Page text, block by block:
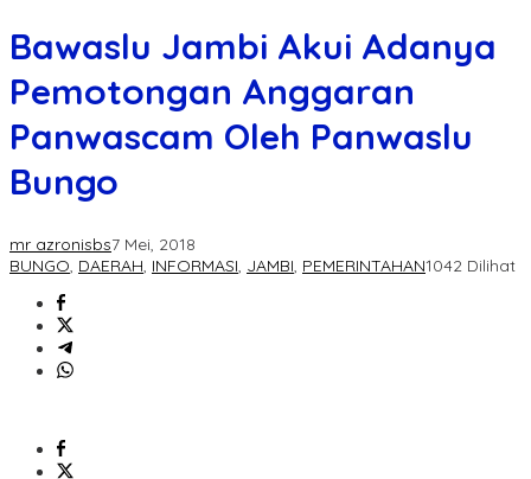
Bawaslu Jambi Akui Adanya
Pemotongan Anggaran
Panwascam Oleh Panwaslu
Bungo
mr azronisbs7 Mei, 2018
BUNGO, DAERAH, INFORMASI, JAMBI, PEMERINTAHAN1042 Dilihat